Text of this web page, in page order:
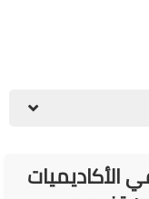
الأكاديميات